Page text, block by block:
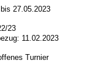
27.05.2023
23
11.02.2023
Turnier